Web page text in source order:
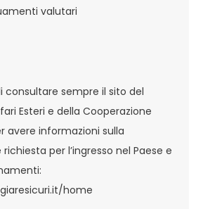
valutari
consultare sempre il sito del
Esteri e della Cooperazione
avere informazioni sulla
per l’ingresso nel Paese e
home